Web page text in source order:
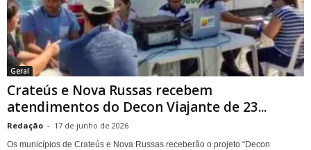
Geral
Crateús e Nova Russas recebem
atendimentos do Decon Viajante de 23...
Redação - 17 de junho de 2026
Os municípios de Crateús e Nova Russas receberão o projeto “Decon